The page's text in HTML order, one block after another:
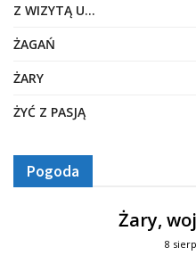
Z WIZYTĄ U…
ŻAGAŃ
ŻARY
ŻYĆ Z PASJĄ
Pogoda
Żary,
8